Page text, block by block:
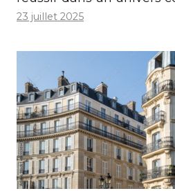
23 juillet 2025